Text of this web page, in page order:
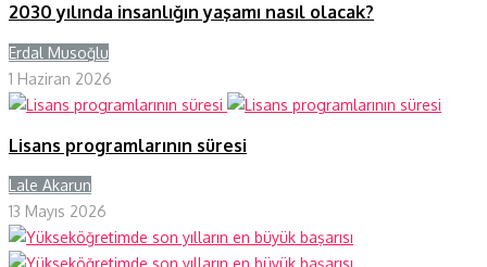
2030 yılında insanlığın yaşamı nasıl olacak?
Erdal Musoğlu
1 Haziran 2026
Lisans programlarının süresi
Lale Akarun
13 Mayıs 2026